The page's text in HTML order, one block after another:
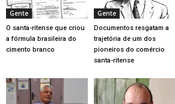
Gente
O santa-ritense que criou
a fórmula brasileira do
cimento branco
Gente
Documentos resgatam a
trajetória de um dos
pioneiros do comércio
santa-ritense